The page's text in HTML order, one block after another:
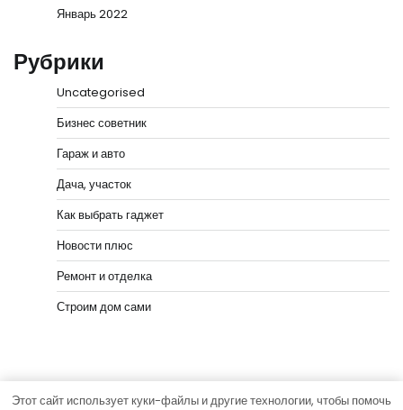
Январь 2022
Рубрики
Uncategorised
Бизнес советник
Гараж и авто
Дача, участок
Как выбрать гаджет
Новости плюс
Ремонт и отделка
Строим дом сами
Этот сайт использует куки-файлы и другие технологии, чтобы помочь